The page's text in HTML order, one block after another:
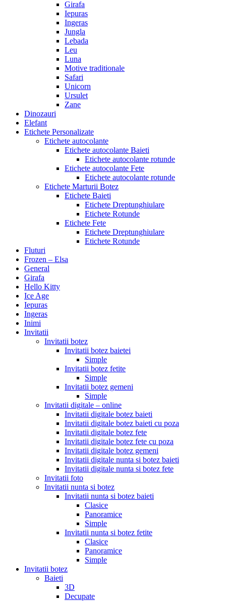
Girafa
Iepuras
Ingeras
Jungla
Lebada
Leu
Luna
Motive traditionale
Safari
Unicorn
Ursulet
Zane
Dinozauri
Elefant
Etichete Personalizate
Etichete autocolante
Etichete autocolante Baieti
Etichete autocolante rotunde
Etichete autocolante Fete
Etichete autocolante rotunde
Etichete Marturii Botez
Etichete Baieti
Etichete Dreptunghiulare
Etichete Rotunde
Etichete Fete
Etichete Dreptunghiulare
Etichete Rotunde
Fluturi
Frozen – Elsa
General
Girafa
Hello Kitty
Ice Age
Iepuras
Ingeras
Inimi
Invitatii
Invitatii botez
Invitatii botez baietei
Simple
Invitatii botez fetite
Simple
Invitatii botez gemeni
Simple
Invitatii digitale – online
Invitatii digitale botez baieti
Invitatii digitale botez baieti cu poza
Invitatii digitale botez fete
Invitatii digitale botez fete cu poza
Invitatii digitale botez gemeni
Invitatii digitale nunta si botez baieti
Invitatii digitale nunta si botez fete
Invitatii foto
Invitatii nunta si botez
Invitatii nunta si botez baieti
Clasice
Panoramice
Simple
Invitatii nunta si botez fetite
Clasice
Panoramice
Simple
Invitatii botez
Baieti
3D
Decupate